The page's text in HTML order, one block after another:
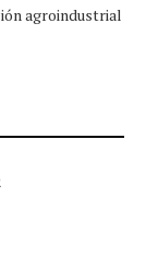
agroindustrial